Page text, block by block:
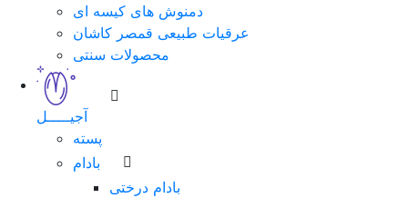
دمنوش های کیسه ای
عرقیات طبیعی قمصر کاشان
محصولات سنتی
آجیـــــل
پسته
بادام
بادام درختی